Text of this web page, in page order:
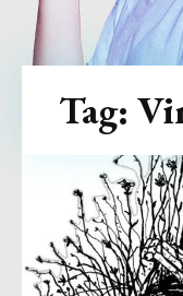
Tag: